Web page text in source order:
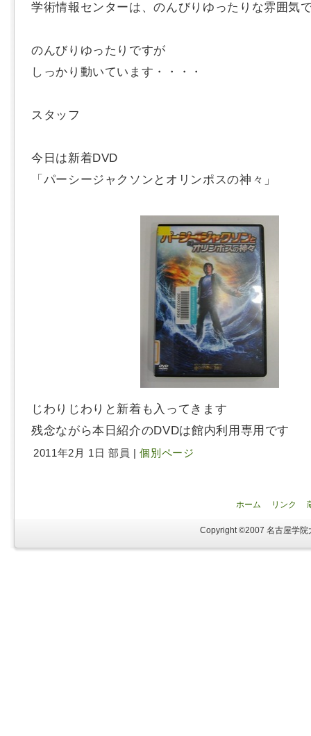
学術情報センターは、のんびりゆったりな雰囲気
のんびりゆったりですが
しっかり動いています・・・・
スタッフ
今日は新着DVD
「パーシージャクソンとオリンポスの神々」
じわりじわりと新着も入ってきます
残念ながら本日紹介のDVDは館内利用専用です
2011年2月 1日 部員 |個別ページ
ホーム リンク
Copyright ©2007 名古屋学